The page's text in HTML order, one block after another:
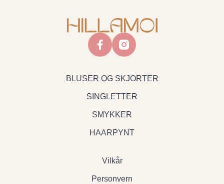
facebookinstagram
BLUSER OG SKJORTER
SINGLETTER
SMYKKER
HAARPYNT
Vilkår
Personvern